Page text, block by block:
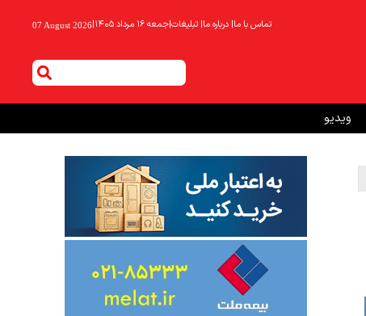
تماس با ما| درباره ما| تبلیغات|جمعه ۱۶ مرداد ۱۴۰۵ |
07 August 2026
ویدیو